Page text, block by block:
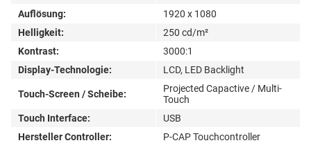
Auflösung:
1920 x 1080
Helligkeit:
250 cd/m²
Kontrast:
3000:1
Display-Technologie:
LCD, LED Backlight
Touch-Screen / Scheibe:
Projected Capactive / Multi-
Touch
Touch Interface:
USB
Hersteller Controller:
P-CAP Touchcontroller